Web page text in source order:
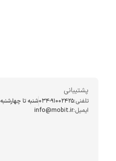
پشتیبانی
تلفنی:034-91002425شنبه تا چهارشنبه ۸ الی ۲۱ - پنجشنبه 8 الی ۲۰:۳۰
ایمیل:info@mobit.ir